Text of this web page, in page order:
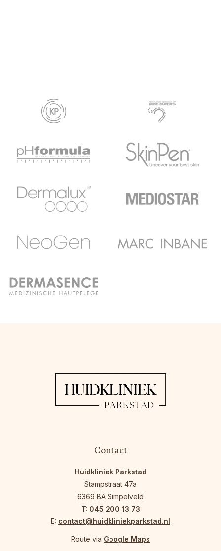
Contact
Huidkliniek Parkstad
Stampstraat 47a
6369 BA Simpelveld
T: 045 200 13 73
E: contact@huidkliniekparkstad.nl
Route via Google Maps